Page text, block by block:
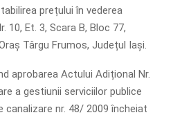
prețului în vederea
10, Et. 3, Scara B, Bloc 77,
Târgu Frumos, Județul Iași.
aprobarea Actului Adițional Nr.
a gestiunii serviciilor publice
canalizare nr. 48/ 2009 încheiat